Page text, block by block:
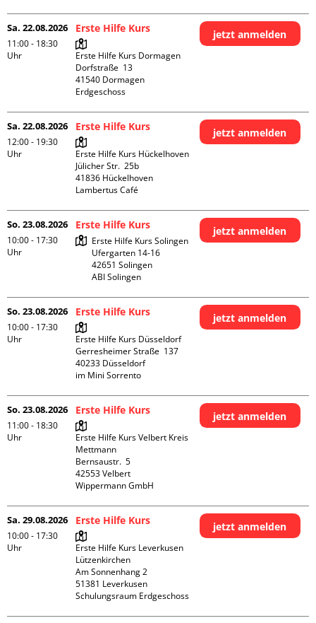
Sa. 22.08.2026
11:00 - 18:30
Uhr
Erste Hilfe Kurs
Erste Hilfe Kurs Dormagen
Dorfstraße  13
41540 Dormagen
Erdgeschoss
jetzt anmelden
Sa. 22.08.2026
12:00 - 19:30
Uhr
Erste Hilfe Kurs
Erste Hilfe Kurs Hückelhoven
Jülicher Str.  25b
41836 Hückelhoven
Lambertus Café
jetzt anmelden
So. 23.08.2026
10:00 - 17:30
Uhr
Erste Hilfe Kurs
Erste Hilfe Kurs Solingen
Ufergarten 14-16
42651 Solingen
ABI Solingen
jetzt anmelden
So. 23.08.2026
10:00 - 17:30
Uhr
Erste Hilfe Kurs
Erste Hilfe Kurs Düsseldorf
Gerresheimer Straße  137
40233 Düsseldorf
im Mini Sorrento
jetzt anmelden
So. 23.08.2026
11:00 - 18:30
Uhr
Erste Hilfe Kurs
Erste Hilfe Kurs Velbert Kreis
Mettmann
Bernsaustr.  5
42553 Velbert
Wippermann GmbH
jetzt anmelden
Sa. 29.08.2026
10:00 - 17:30
Uhr
Erste Hilfe Kurs
Erste Hilfe Kurs Leverkusen
Lützenkirchen
Am Sonnenhang 2
51381 Leverkusen
Schulungsraum Erdgeschoss
jetzt anmelden